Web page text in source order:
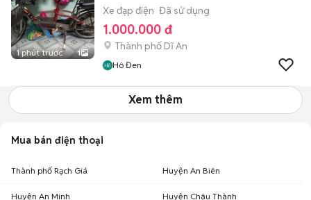
1 phút trước 1
Xe đạp điện Đã sử dụng
1.000.000 đ
Thành phố Dĩ An
Hô Đen
Xem thêm
Mua bán điện thoại
Thành phố Rạch Giá Huyện An Biên
Huyện An Minh Huyện Châu Thành